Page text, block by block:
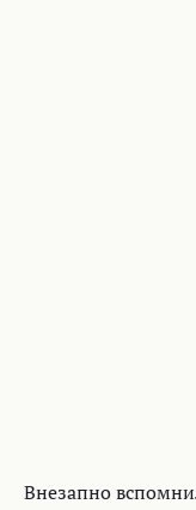
Внезапно